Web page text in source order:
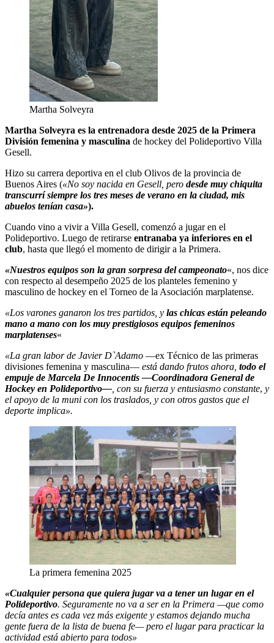
Martha Solveyra
Martha Solveyra es la entrenadora desde 2025 de la Primera
División femenina y masculina de hockey del Polideportivo Villa
Gesell.
Hizo su carrera deportiva en el club Olivos de la provincia de
Buenos Aires («No soy nacida en Gesell, pero desde muy chiquita
transcurrí siempre los tres meses de verano en la ciudad, mis
abuelos tenían casa»).
Cuando vino a vivir a Villa Gesell, comenzó a jugar en el
Polideportivo. Luego de retirarse entranaba ya inferiores en el
club, hasta que llegó el momento de dirigir a la Primera.
«Nuestros equipos son la gran sorpresa del campeonato«, nos dice
con respecto al desempeño 2025 de los planteles femenino y
masculino de hockey en el Torneo de la Asociación marplatense.
«Los varones ganaron los tres partidos, y las chicas están peleando
mano a mano con los muy prestigiosos equipos femeninos
marplatenses«
«La gran labor de Javier D`Adamo —ex Técnico de las primeras
divisiones femenina y masculina— está dando frutos ahora, todo el
empuje de Marcela De Innocentis —Coordinadora General de
Hockey en Polideportivo— , con su fuerza y entusiasmo constante, y
el apoyo de la muni con los traslados, y con otros gastos que el
deporte implica».
La primera femenina 2025
«Cualquier persona que quiera jugar va a tener un lugar en el
Polideportivo. Seguramente no va a ser en la Primera —que como
decía antes es cada vez más exigente y estamos dejando mucha
gente fuera de la lista de buena fe— pero el lugar para practicar la
actividad está abierto para todos»